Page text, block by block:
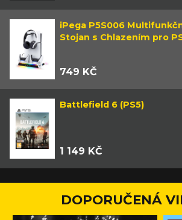
iPega P5S006
Stojan s Chlazením pro
749 KČ
Battlefield 6 (PS5)
1 149 KČ
DOPORUČENÁ